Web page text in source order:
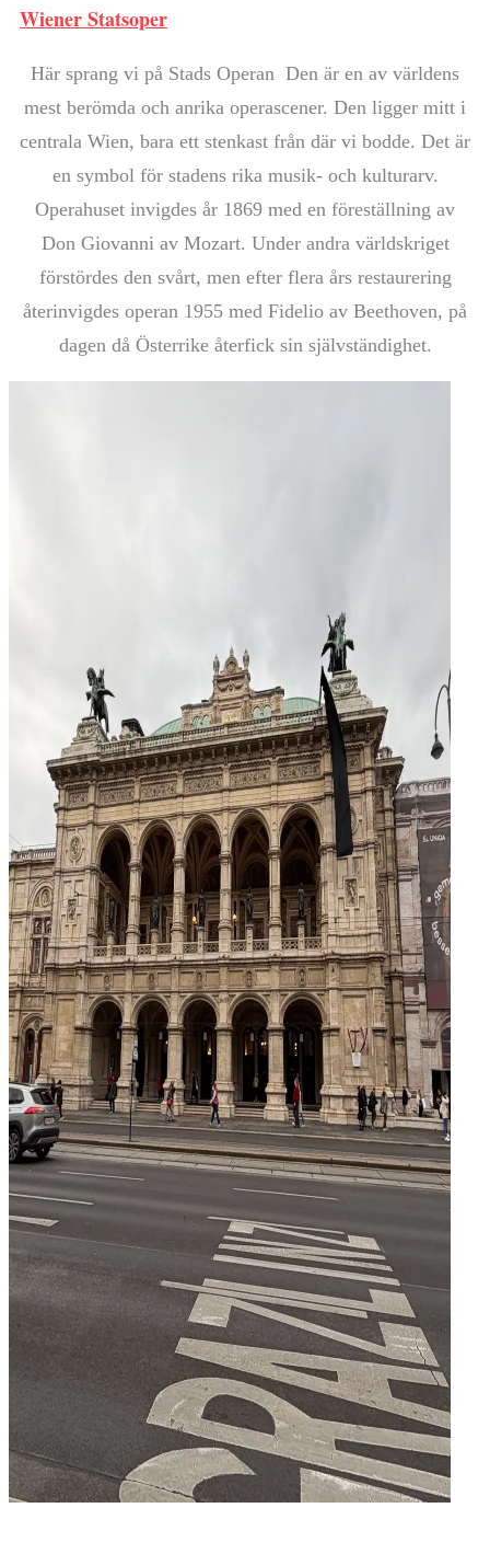
Wiener Statsoper
Här sprang vi på Stads Operan Den är en av världens
mest berömda och anrika operascener. Den ligger mitt i
centrala Wien, bara ett stenkast från där vi bodde. Det är
en symbol för stadens rika musik- och kulturarv.
Operahuset invigdes år 1869 med en föreställning av
Don Giovanni av Mozart. Under andra världskriget
förstördes den svårt, men efter flera års restaurering
återinvigdes operan 1955 med Fidelio av Beethoven, på
dagen då Österrike återfick sin självständighet.